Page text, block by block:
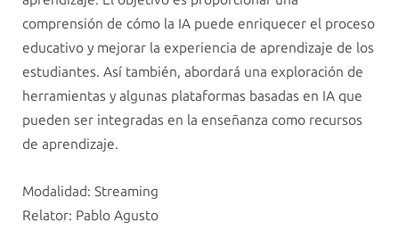
comprensión de cómo la IA puede enriquecer el proceso
educativo y mejorar la experiencia de aprendizaje de los
estudiantes. Así también, abordará una exploración de
herramientas y algunas plataformas basadas en IA que
pueden ser integradas en la enseñanza como recursos
de aprendizaje.
Modalidad: Streaming
Relator: Pablo Agusto